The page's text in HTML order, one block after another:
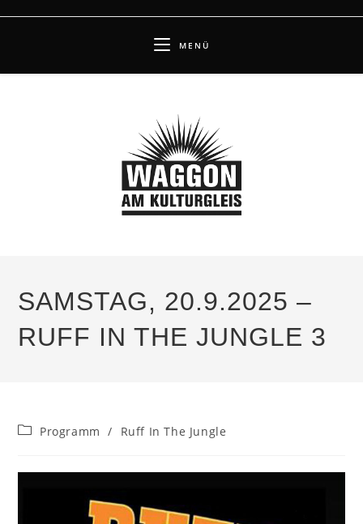
MENÜ
SAMSTAG, 20.9.2025 –
RUFF IN THE JUNGLE 3
Beitrags-
Programm / Ruff In The Jungle